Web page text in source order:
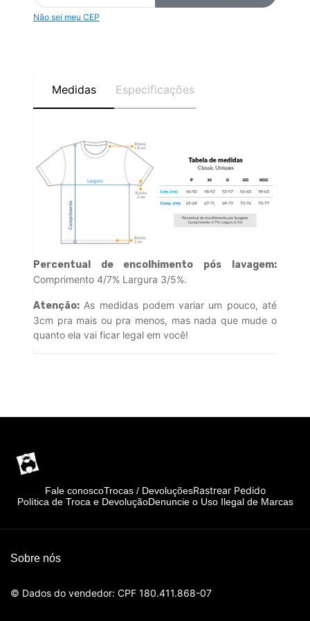
Não sei meu CEP
Medidas Especificações
Percentual de encolhimento pós lavagem:
Comprimento 4/7% Largura 3/5%.
Atenção: As medidas podem variar um pouco, até
3cm pra mais ou pra menos, mas nada que mude o
quanto ela vai ficar legal em você!
Fale conoscoTrocas / DevoluçõesRastrear Pedido
Política de Troca e DevoluçãoDenuncie o Uso Ilegal de Marcas
Sobre nós
© Dados do vendedor: CPF 180.411.868-07